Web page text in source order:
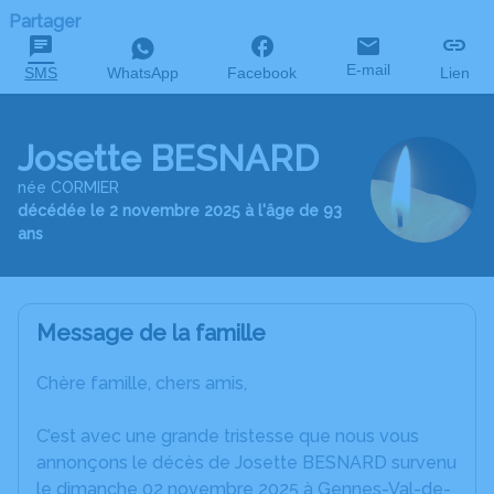
Partager
SMS WhatsApp Facebook E-mail Lien
Josette BESNARD
née CORMIER
décédée le 2 novembre 2025 à l'âge de 93
ans
Message de la famille
Chère famille, chers amis,
C’est avec une grande tristesse que nous vous
annonçons le décès de Josette BESNARD survenu
le dimanche 02 novembre 2025 à Gennes-Val-de-